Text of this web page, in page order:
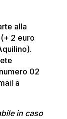
alla
2 euro
02
a
in caso